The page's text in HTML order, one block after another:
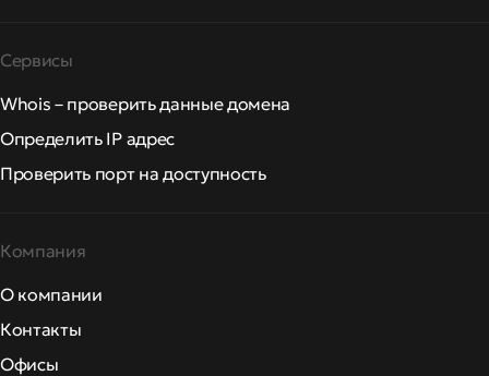
Сервисы
Whois – проверить данные домена
Определить IP адрес
Проверить порт на доступность
Компания
О компании
Контакты
Офисы